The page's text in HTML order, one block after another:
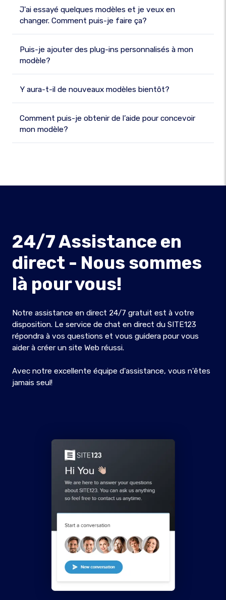
J'ai essayé quelques modèles et je veux en
changer. Comment puis-je faire ça?
Puis-je ajouter des plug-ins personnalisés à mon
modèle?
Y aura-t-il de nouveaux modèles bientôt?
Comment puis-je obtenir de l’aide pour concevoir
mon modèle?
24/7 Assistance en
direct - Nous sommes
là pour vous!
Notre assistance en direct 24/7 gratuit est à votre
disposition. Le service de chat en direct du SITE123
répondra à vos questions et vous guidera pour vous
aider à créer un site Web réussi.
Avec notre excellente équipe d'assistance, vous n'êtes
jamais seul!